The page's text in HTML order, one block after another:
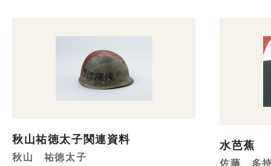
秋山祐徳太子関連資料
秋山 祐徳太子
水芭蕉
佐藤 多